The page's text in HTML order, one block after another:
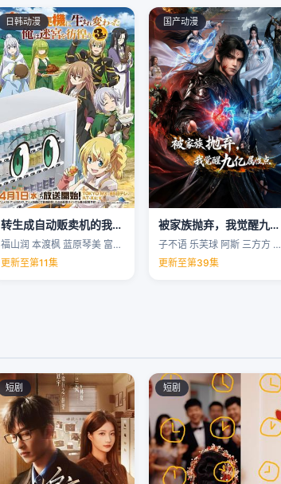
日韩动漫
转生成自动贩卖机的我今天也在迷宫徘徊第三季
福山润 本渡枫 蓝原琴美 富田美忧 …
更新至第11集
国产动漫
被家族抛弃，我觉醒九亿属性点
子不语 乐芙球 阿斯 三方方 …
更新至第39集
短剧 短剧